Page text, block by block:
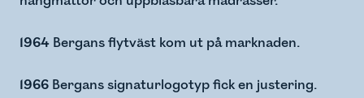
1964 Bergans flytväst kom ut på marknaden.
1966 Bergans signaturlogotyp fick en justering.